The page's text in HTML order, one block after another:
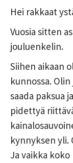
Hei rakkaat
Vuosia sitten
jouluenkelin.
Siihen aikaan
kunnossa.
saada paksua
pidettyä
kynnyksen yli.
Ja vaikka